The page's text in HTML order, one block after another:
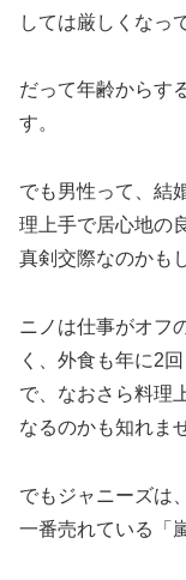
しては厳しくなっ
だって年齢からす
す。
でも男性って、結
理上手で居心地の
真剣交際なのかも
ニノは仕事がオフ
く、外食も年に2
で、なおさら料理
なるのかも知れま
でもジャニーズは
一番売れている「